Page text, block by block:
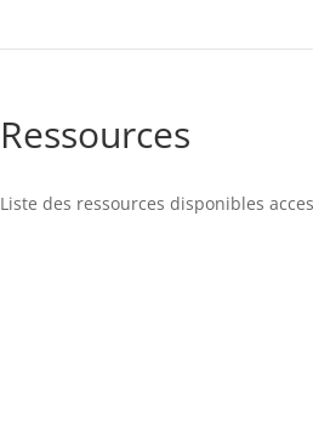
Ressources
Liste des ressources disponibles